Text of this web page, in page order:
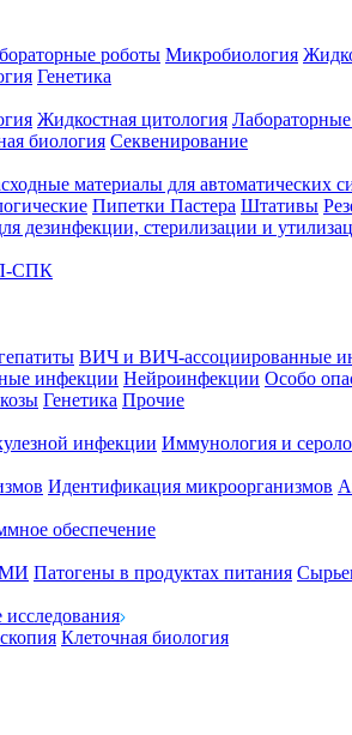
роботы Микробиология
Генетика
Жидкостная цитология
биология Секвенирование
материалы для автоматических
Пипетки Пастера Штативы
дезинфекции, стерилизации и
СПК
ВИЧ и ВИЧ-ассоциированные
инфекции Нейроинфекции Особо
Генетика Прочие
инфекции Иммунология и
Идентификация микроорганизмов
обеспечение
Патогены в продуктах питания
Клеточная биология